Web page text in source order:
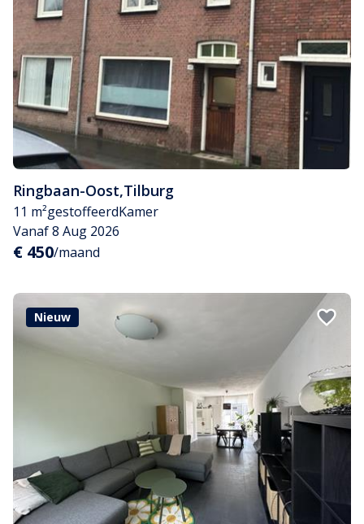
Ringbaan-Oost,Tilburg
11 m²gestoffeerdKamer
Vanaf 8 Aug 2026
€ 450/maand
Nieuw